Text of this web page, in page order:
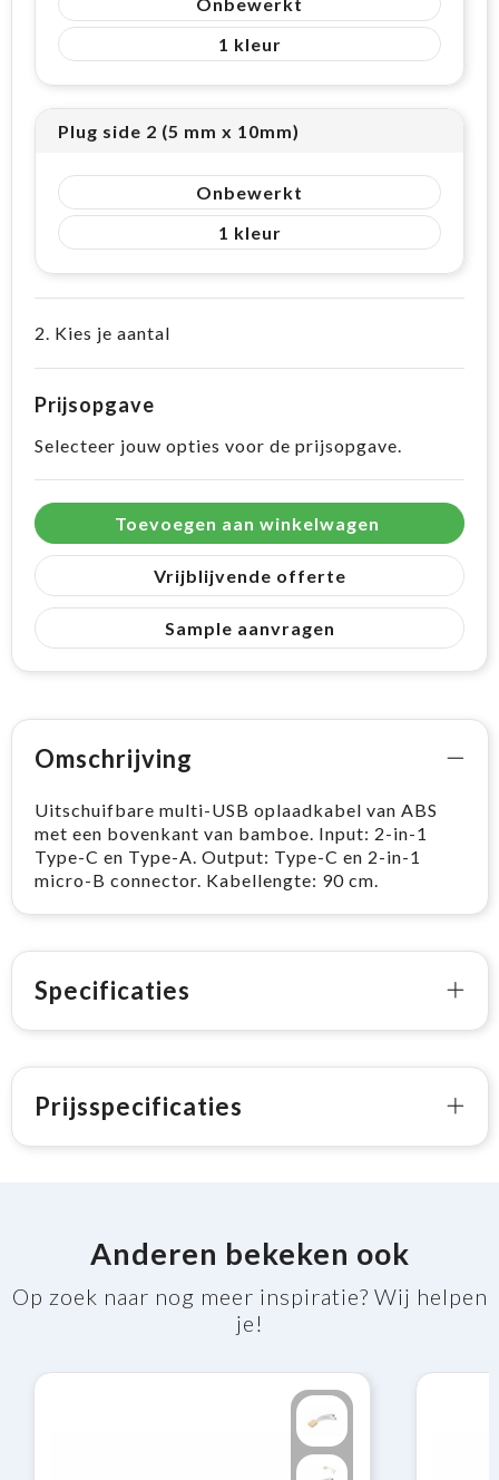
1
Plug side 2 (5 mm x 10mm)
Onbewerkt
1
2. Kies je aantal
Prijsopgave
Selecteer jouw opties voor de prijsopgave.
Toevoegen aan winkelwagen
Vrijblijvende offerte
Sample aanvragen
Omschrijving
Uitschuifbare multi-USB oplaadkabel van ABS
met een bovenkant van bamboe. Input: 2-in-1
Type-C en Type-A. Output: Type-C en 2-in-1
micro-B connector. Kabellengte: 90 cm.
Specificaties
Prijsspecificaties
Anderen bekeken ook
Op zoek naar nog meer inspiratie? Wij helpen
je!